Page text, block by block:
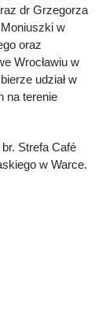
dr Grzegorza
w
oraz
Wrocławiu w
udział w
na terenie
Strefa Café
w Warce.